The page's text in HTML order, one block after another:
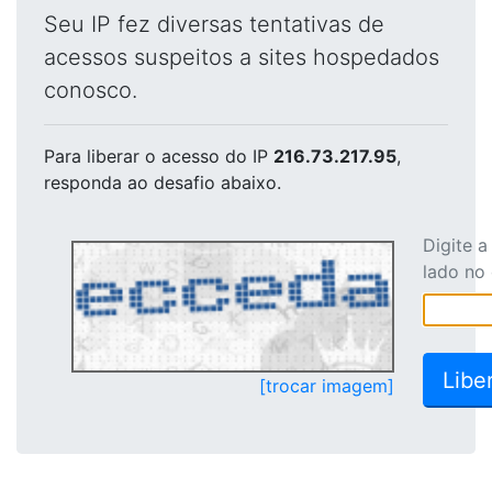
Seu IP fez diversas tentativas de
acessos suspeitos a sites hospedados
conosco.
Para liberar o acesso do IP 216.73.217.95,
responda ao desafio abaixo.
[trocar imagem]
Digite
lado no